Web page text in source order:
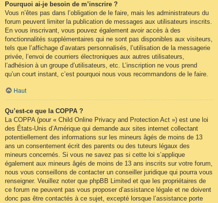
Pourquoi ai-je besoin de m’inscrire ?
Vous n’êtes pas dans l’obligation de le faire, mais les administrateurs du
forum peuvent limiter la publication de messages aux utilisateurs inscrits.
En vous inscrivant, vous pouvez également avoir accès à des
fonctionnalités supplémentaires qui ne sont pas disponibles aux visiteurs,
tels que l’affichage d’avatars personnalisés, l’utilisation de la messagerie
privée, l’envoi de courriers électroniques aux autres utilisateurs,
l’adhésion à un groupe d’utilisateurs, etc. L’inscription ne vous prend
qu’un court instant, c’est pourquoi nous vous recommandons de le faire.
Haut
Qu’est-ce que la COPPA ?
La COPPA (pour « Child Online Privacy and Protection Act ») est une loi
des États-Unis d’Amérique qui demande aux sites internet collectant
potentiellement des informations sur les mineurs âgés de moins de 13
ans un consentement écrit des parents ou des tuteurs légaux des
mineurs concernés. Si vous ne savez pas si cette loi s’applique
également aux mineurs âgés de moins de 13 ans inscrits sur votre forum,
nous vous conseillons de contacter un conseiller juridique qui pourra vous
renseigner. Veuillez noter que phpBB Limited et que les propriétaires de
ce forum ne peuvent pas vous proposer d’assistance légale et ne doivent
donc pas être contactés à ce sujet, excepté lorsque l’assistance porte